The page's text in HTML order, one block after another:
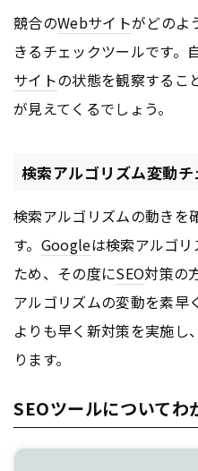
競合のWebサイトがどのよ
きるチェックツールです。
サイトの状態を観察するこ
が見えてくるでしょう。
検索アルゴリズム変動
検索アルゴリズムの動きを
す。 Googleは検索アルゴ
ため、その度にSEO対策の
アルゴリズムの変動を素早
よりも早く新対策を実施し
ります。
SEOツールについてわ